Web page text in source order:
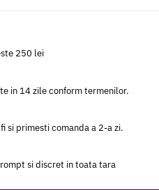
250 lei
in 14 zile conform termenilor.
si primesti comanda a 2-a zi.
si discret in toata tara